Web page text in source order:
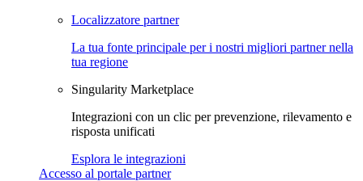
Localizzatore partner
La tua fonte principale per i nostri migliori partner nella
tua regione
Singularity Marketplace
Integrazioni con un clic per prevenzione, rilevamento e
risposta unificati
Esplora le integrazioni
Accesso al portale partner